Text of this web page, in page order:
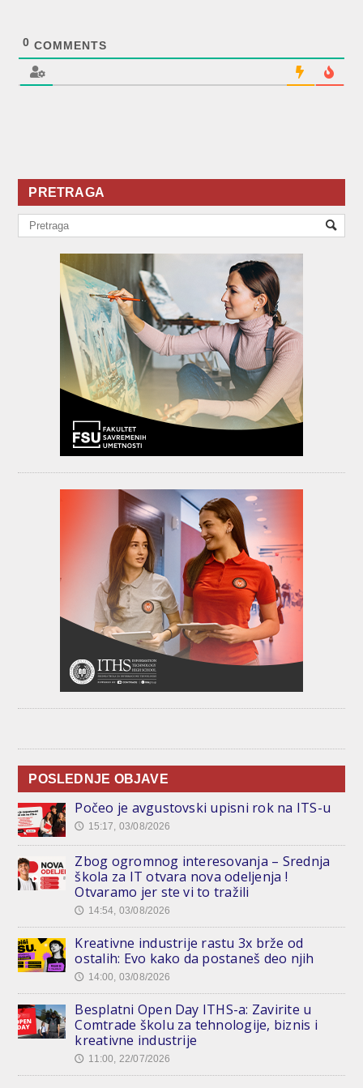
0 COMMENTS
PRETRAGA
POSLEDNJE OBJAVE
Počeo je avgustovski upisni rok na ITS-u
🕔 15:17, 03/08/2026
Zbog ogromnog interesovanja – Srednja
škola za IT otvara nova odeljenja !
Otvaramo jer ste vi to tražili
🕔 14:54, 03/08/2026
Kreativne industrije rastu 3x brže od
ostalih: Evo kako da postaneš deo njih
🕔 14:00, 03/08/2026
Besplatni Open Day ITHS-a: Zavirite u
Comtrade školu za tehnologije, biznis i
kreativne industrije
🕔 11:00, 22/07/2026